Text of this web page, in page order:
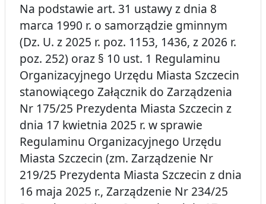
Na podstawie art. 31 ustawy z dnia 8
marca 1990 r. o samorządzie gminnym
(Dz. U. z 2025 r. poz. 1153, 1436, z 2026 r.
poz. 252) oraz § 10 ust. 1 Regulaminu
Organizacyjnego Urzędu Miasta Szczecin
stanowiącego Załącznik do Zarządzenia
Nr 175/25 Prezydenta Miasta Szczecin z
dnia 17 kwietnia 2025 r. w sprawie
Regulaminu Organizacyjnego Urzędu
Miasta Szczecin (zm. Zarządzenie Nr
219/25 Prezydenta Miasta Szczecin z dnia
16 maja 2025 r., Zarządzenie Nr 234/25